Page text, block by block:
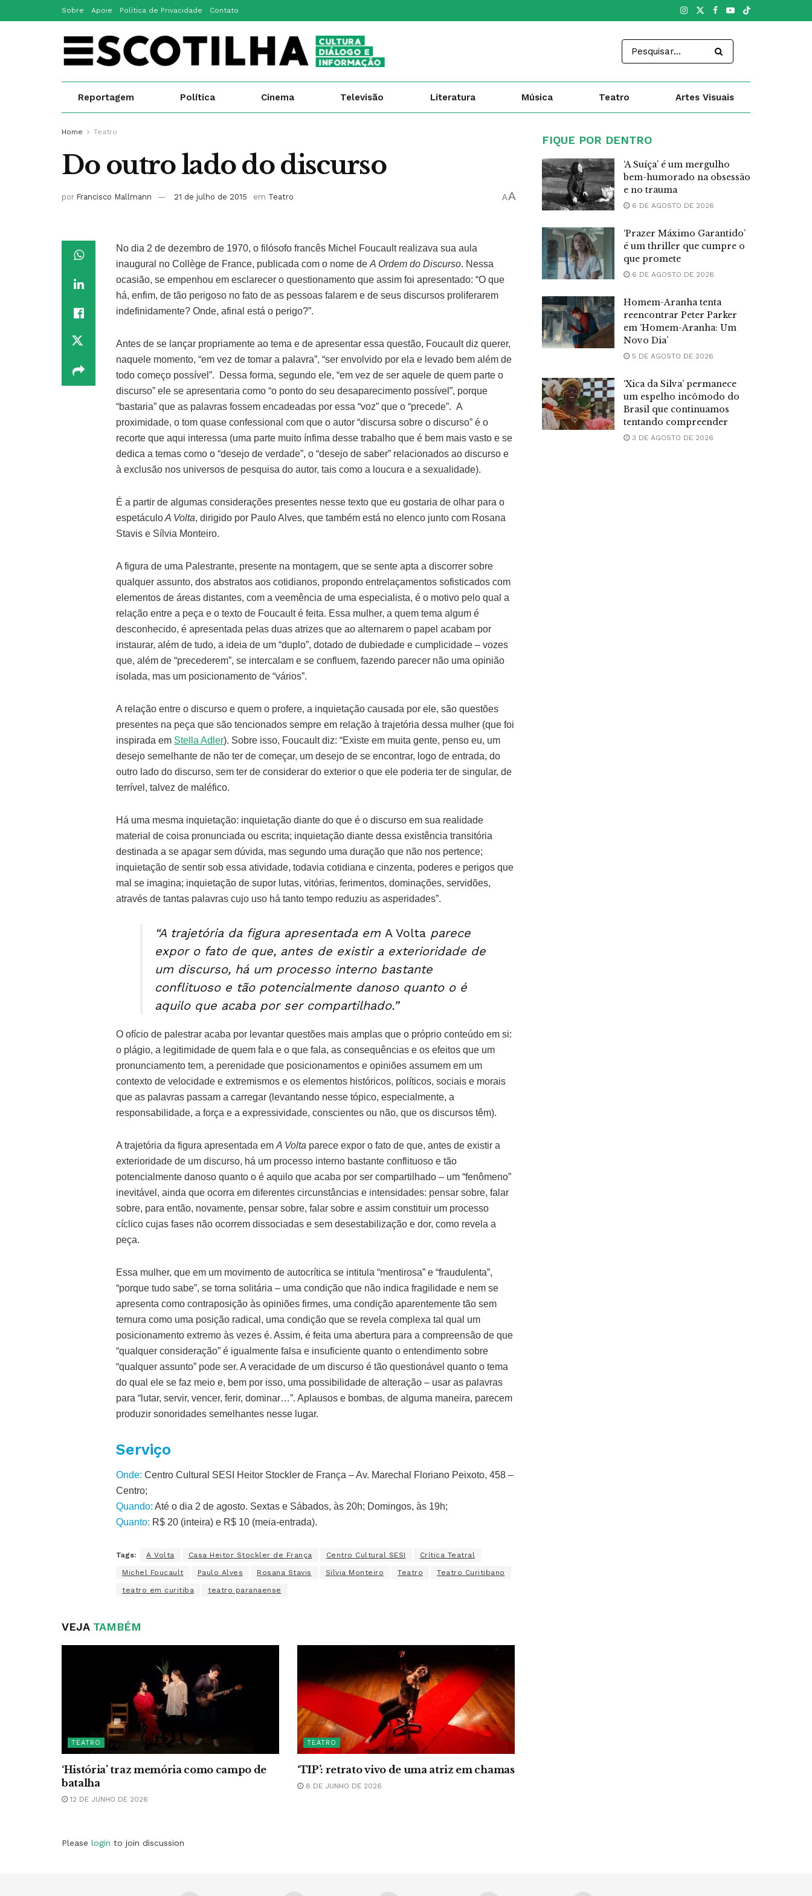
Sobre Apoie Política de Privacidade Contato
Reportagem Política Cinema Televisão Literatura Música Teatro Artes Visuais
Home Teatro
Do outro lado do discurso
por Francisco Mallmann 21 de julho de 2015 em Teatro AA
No dia 2 de dezembro de 1970, o filósofo francês Michel Foucault realizava sua aula
inaugural no Collège de France, publicada com o nome de A Ordem do Discurso. Nessa
ocasião, se empenhou em esclarecer o questionamento que assim foi apresentado: “O que
há, enfim, de tão perigoso no fato de as pessoas falarem e de seus discursos proliferarem
indefinidamente? Onde, afinal está o perigo?”.
Antes de se lançar propriamente ao tema e de apresentar essa questão, Foucault diz querer,
naquele momento, “em vez de tomar a palavra”, “ser envolvido por ela e levado bem além de
todo começo possível”. Dessa forma, segundo ele, “em vez de ser aquele de quem parte o
discurso” ele se apresentaria como “o ponto do seu desaparecimento possível”, porque
“bastaria” que as palavras fossem encadeadas por essa “voz” que o “precede”. A
proximidade, o tom quase confessional com que o autor “discursa sobre o discurso” é o
recorte que aqui interessa (uma parte muito ínfima desse trabalho que é bem mais vasto e se
dedica a temas como o “desejo de verdade”, o “desejo de saber” relacionados ao discurso e
à exclusão nos universos de pesquisa do autor, tais como a loucura e a sexualidade).
É a partir de algumas considerações presentes nesse texto que eu gostaria de olhar para o
espetáculoA Volta, dirigido por Paulo Alves, que também está no elenco junto com Rosana
Stavis e Sílvia Monteiro.
A figura de uma Palestrante, presente na montagem, que se sente apta a discorrer sobre
qualquer assunto, dos abstratos aos cotidianos, propondo entrelaçamentos sofisticados com
elementos de áreas distantes, com a veemência de uma especialista, é o motivo pelo qual a
relação entre a peça e o texto de Foucault é feita. Essa mulher, a quem tema algum é
desconhecido, é apresentada pelas duas atrizes que ao alternarem o papel acabam por
instaurar, além de tudo, a ideia de um “duplo”, dotado de dubiedade e cumplicidade – vozes
que, além de “precederem”, se intercalam e se confluem, fazendo parecer não uma opinião
isolada, mas um posicionamento de “vários”.
A relação entre o discurso e quem o profere, a inquietação causada por ele, são questões
presentes na peça que são tencionados sempre em relação à trajetória dessa mulher (que foi
inspirada em Stella Adler). Sobre isso, Foucault diz: “Existe em muita gente, penso eu, um
desejo semelhante de não ter de começar, um desejo de se encontrar, logo de entrada, do
outro lado do discurso, sem ter de considerar do exterior o que ele poderia ter de singular, de
terrível, talvez de maléfico.
Há uma mesma inquietação: inquietação diante do que é o discurso em sua realidade
material de coisa pronunciada ou escrita; inquietação diante dessa existência transitória
destinada a se apagar sem dúvida, mas segundo uma duração que não nos pertence;
inquietação de sentir sob essa atividade, todavia cotidiana e cinzenta, poderes e perigos que
mal se imagina; inquietação de supor lutas, vitórias, ferimentos, dominações, servidões,
através de tantas palavras cujo uso há tanto tempo reduziu as asperidades”.
“A trajetória da figura apresentada em A Volta parece
expor o fato de que, antes de existir a exterioridade de
um discurso, há um processo interno bastante
conflituoso e tão potencialmente danoso quanto o é
aquilo que acaba por ser compartilhado.”
O ofício de palestrar acaba por levantar questões mais amplas que o próprio conteúdo em si:
o plágio, a legitimidade de quem fala e o que fala, as consequências e os efeitos que um
pronunciamento tem, a perenidade que posicionamentos e opiniões assumem em um
contexto de velocidade e extremismos e os elementos históricos, políticos, sociais e morais
que as palavras passam a carregar (levantando nesse tópico, especialmente, a
responsabilidade, a força e a expressividade, conscientes ou não, que os discursos têm).
A trajetória da figura apresentada em A Volta parece expor o fato de que, antes de existir a
exterioridade de um discurso, há um processo interno bastante conflituoso e tão
potencialmente danoso quanto o é aquilo que acaba por ser compartilhado – um “fenômeno”
inevitável, ainda que ocorra em diferentes circunstâncias e intensidades: pensar sobre, falar
sobre, para então, novamente, pensar sobre, falar sobre e assim constituir um processo
cíclico cujas fases não ocorrem dissociadas e sem desestabilização e dor, como revela a
peça.
Essa mulher, que em um movimento de autocrítica se intitula “mentirosa” e “fraudulenta”,
“porque tudo sabe”, se torna solitária – uma condição que não indica fragilidade e nem se
apresenta como contraposição às opiniões firmes, uma condição aparentemente tão sem
ternura como uma posição radical, uma condição que se revela complexa tal qual um
posicionamento extremo às vezes é. Assim, é feita uma abertura para a compreensão de que
“qualquer consideração” é igualmente falsa e insuficiente quanto o entendimento sobre
“qualquer assunto” pode ser. A veracidade de um discurso é tão questionável quanto o tema
do qual ele se faz meio e, bem por isso, uma possibilidade de alteração – usar as palavras
para “lutar, servir, vencer, ferir, dominar…”. Aplausos e bombas, de alguma maneira, parecem
produzir sonoridades semelhantes nesse lugar.
Serviço
Onde: Centro Cultural SESI Heitor Stockler de França – Av. Marechal Floriano Peixoto, 458 –
Centro;
Quando: Até o dia 2 de agosto. Sextas e Sábados, às 20h; Domingos, às 19h;
Quanto: R$ 20 (inteira) e R$ 10 (meia-entrada).
Tags: A Volta Casa Heitor Stockler de França Centro Cultural SESI Crítica Teatral
Michel Foucault Paulo Alves Rosana Stavis Sílvia Monteiro Teatro Teatro Curitibano
teatro em curitiba teatro paranaense
VEJATAMBÉM
TEATRO
‘História’ traz memória como campo de
batalha
12 DE JUNHO DE 2026
TEATRO
‘TIP’: retrato vivo de uma atriz em chamas
8 DE JUNHO DE 2026
Please login to join discussion
FIQUE POR DENTRO
‘A Suíça’ é um mergulho
bem-humorado na obsessão
e no trauma
6 DE AGOSTO DE 2026
‘Prazer Máximo Garantido’
é um thriller que cumpre o
que promete
6 DE AGOSTO DE 2026
Homem-Aranha tenta
reencontrar Peter Parker
em ‘Homem-Aranha: Um
Novo Dia’
5 DE AGOSTO DE 2026
‘Xica da Silva’ permanece
um espelho incômodo do
Brasil que continuamos
tentando compreender
3 DE AGOSTO DE 2026